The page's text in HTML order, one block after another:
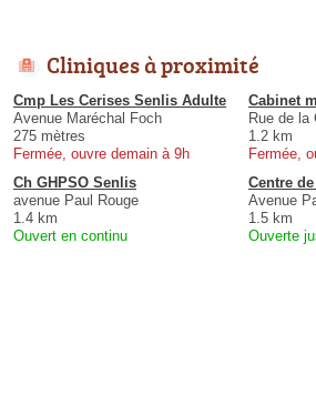
Cliniques à proximité
Cmp Les Cerises Senlis Adulte
Avenue Maréchal Foch
275 mètres
Fermée, ouvre demain à 9h
Cabinet
Rue de la
1.2 km
Fermée,
Ch GHPSO Senlis
avenue Paul Rouge
1.4 km
Ouvert en continu
Centre
Avenue
1.5 km
Ouverte